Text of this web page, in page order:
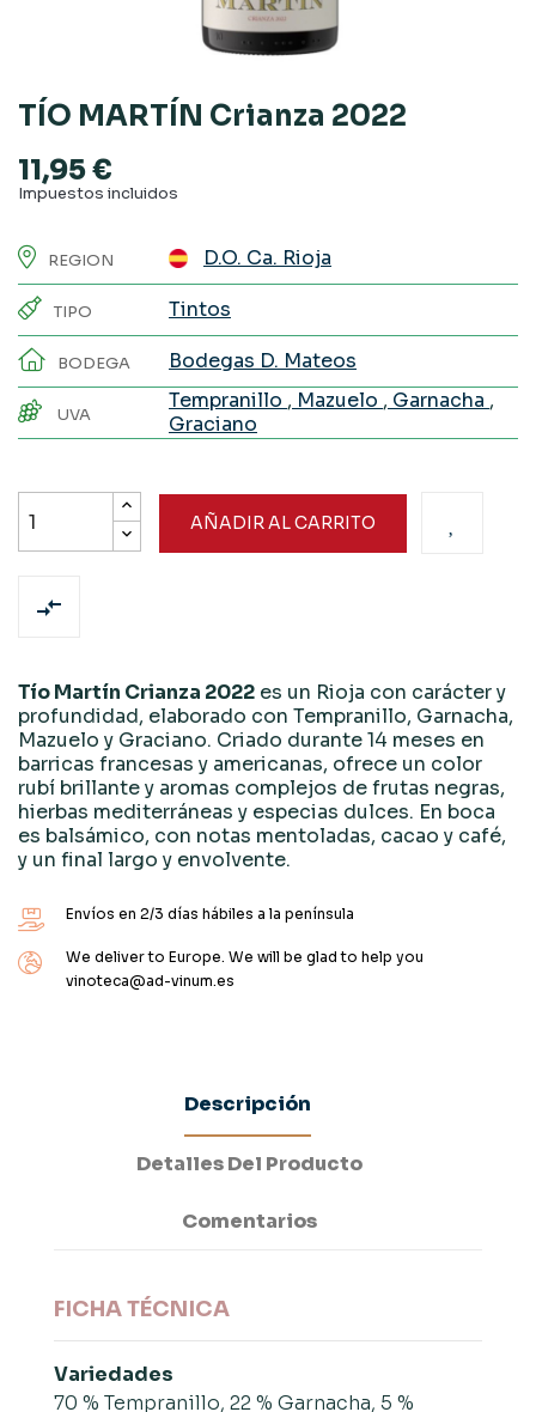
TÍO MARTÍN Crianza 2022
11,95 €
Impuestos incluidos
REGION D.O. Ca. Rioja
TIPO Tintos
BODEGA Bodegas D. Mateos
UVA
Tempranillo , Mazuelo , Garnacha ,
Graciano
AÑADIR AL CARRITO

Tío Martín Crianza 2022 es un Rioja con carácter y
profundidad, elaborado con Tempranillo, Garnacha,
Mazuelo y Graciano. Criado durante 14 meses en
barricas francesas y americanas, ofrece un color
rubí brillante y aromas complejos de frutas negras,
hierbas mediterráneas y especias dulces. En boca
es balsámico, con notas mentoladas, cacao y café,
y un final largo y envolvente.
Envíos en 2/3 días hábiles a la península
We deliver to Europe. We will be glad to help you
vinoteca@ad-vinum.es
Descripción
Detalles Del Producto
Comentarios
FICHA TÉCNICA
Variedades
70 % Tempranillo, 22 % Garnacha, 5 %